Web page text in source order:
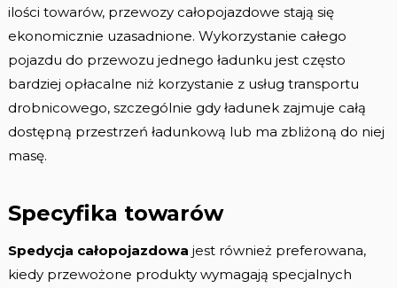
ilości towarów, przewozy całopojazdowe stają się
ekonomicznie uzasadnione. Wykorzystanie całego
pojazdu do przewozu jednego ładunku jest często
bardziej opłacalne niż korzystanie z usług transportu
drobnicowego, szczególnie gdy ładunek zajmuje całą
dostępną przestrzeń ładunkową lub ma zbliżoną do niej
masę.
Specyfika towarów
Spedycja całopojazdowa jest również preferowana,
kiedy przewożone produkty wymagają specjalnych